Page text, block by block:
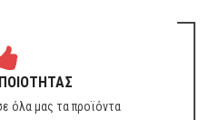
όλα μας τα προϊόντα